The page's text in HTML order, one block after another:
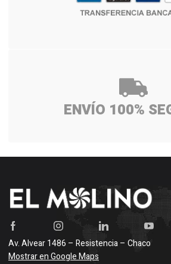
ENVÍO 100%
Av. Alvear 1486 – Resistencia – Chaco
Mostrar en Google Maps